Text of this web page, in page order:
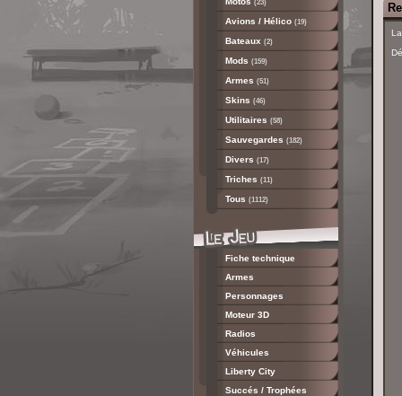
(23)
Avions / Hélico (19)
Bateaux (2)
Mods (159)
Armes (51)
Skins (46)
Utilitaires (58)
Sauvegardes (182)
Divers (17)
Triches (11)
Tous (1112)
Fiche technique
Armes
Personnages
Moteur 3D
Radios
Véhicules
Liberty City
Succés / Trophées